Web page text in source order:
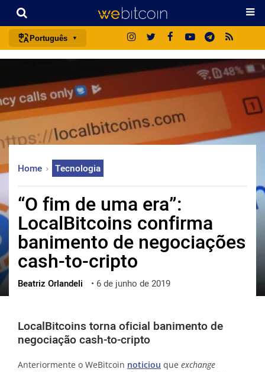
Português
english
español
français
italiano
日本語
русский
한국어
ไทย
ქართული
vietnamese
Home Tecnologia
“O fim de uma era”:
LocalBitcoins confirma
banimento de negociações
cash-to-cripto
Beatriz Orlandeli • 6 de junho de 2019
LocalBitcoins torna oficial banimento de
negociação cash-to-cripto
Anteriormente o WeBitcoin noticiou que exchange